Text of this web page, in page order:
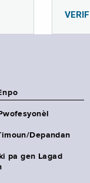
Depandan
pa gen Lagad